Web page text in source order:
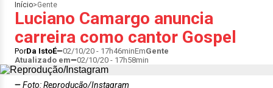
Início>Gente
Luciano Camargo anuncia
carreira como cantor Gospel
PorDa IstoÉ 02/10/20 - 17h46minEmGente
Atualizado em
02/10/20 - 17h58min
Foto: Reprodução/Instagram